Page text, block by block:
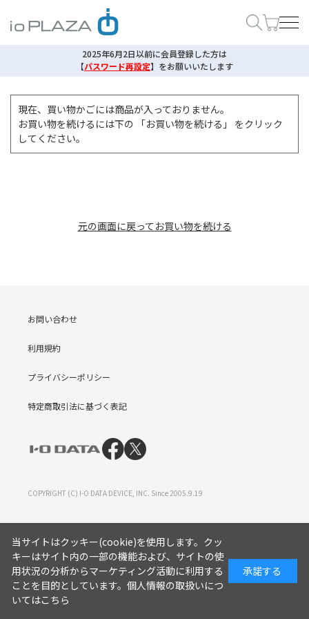
2025年6月2日以前に会員登録した方は
【パスワード再設定】 をお願いいたします
現在、買い物かごには商品が入っておりません。
お買い物を続けるには下の 「お買い物を続ける」 をクリック
してください。
元の画面に戻ってお買い物を続ける
お問い合わせ
利用規約
プライバシーポリシー
特定商取引法に基づく表記
COPYRIGHT (C) I-O DATA DEVICE, INC. Since 2005.9.19
当サイトはクッキー(cookie)を使用します。クッ
キーはサイト内の一部の機能および、サイトの使
用状況の分析からマーケティング活動に利用する
ことを目的としています。 個人情報の取扱いにつ
いてはこちら
承諾する